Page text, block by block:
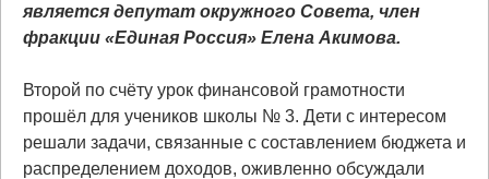
является депутат окружного Совета, член
фракции «Единая Россия» Елена Акимова.
Второй по счёту урок финансовой грамотности
прошёл для учеников школы № 3. Дети с интересом
решали задачи, связанные с составлением бюджета и
распределением доходов, оживленно обсуждали